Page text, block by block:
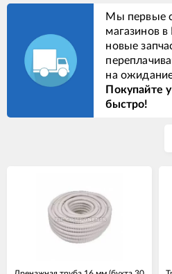
Мы первые
магазинов
новые
на
Покупайте
быстро!